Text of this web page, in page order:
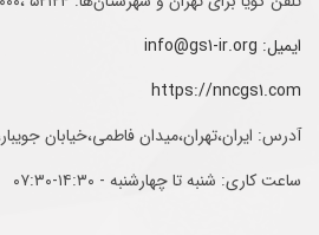
ایمیل: info@gs1-ir.org
https://nncgs1.com
آدرس: ایران،تهران،میدان فاطمی،خیابان
ساعت کاری: شنبه تا چهارشنبه - ۱۴:۳۰-۰۷:۳۰